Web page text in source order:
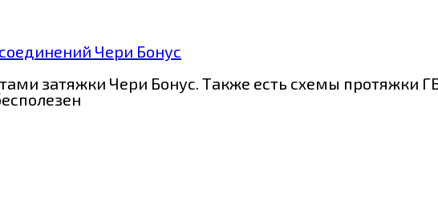
Чери Бонус
затяжки Чери Бонус. Также есть схемы протяжки